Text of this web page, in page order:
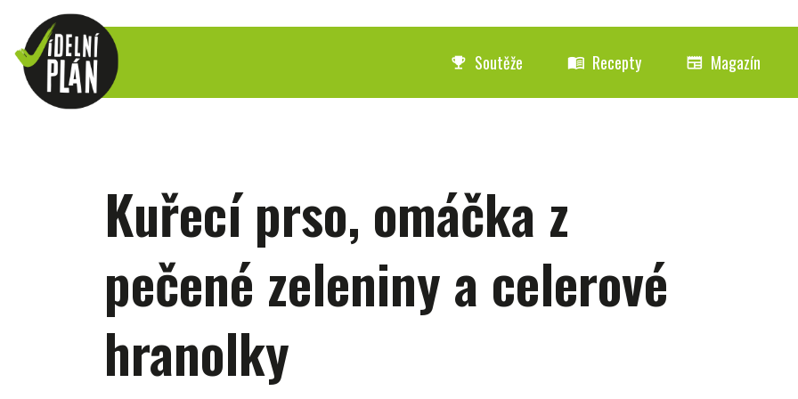
emoji_events Soutěže menu_book Recepty newspaper Magazín
Kuřecí prso, omáčka z
pečené zeleniny a celerové
hranolky